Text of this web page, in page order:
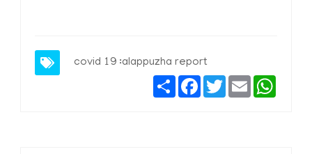
covid 19 :alappuzha report
ShareFacebook
TwitterEmail